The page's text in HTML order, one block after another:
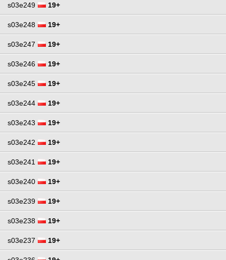
s03e249 19+
s03e248 19+
s03e247 19+
s03e246 19+
s03e245 19+
s03e244 19+
s03e243 19+
s03e242 19+
s03e241 19+
s03e240 19+
s03e239 19+
s03e238 19+
s03e237 19+